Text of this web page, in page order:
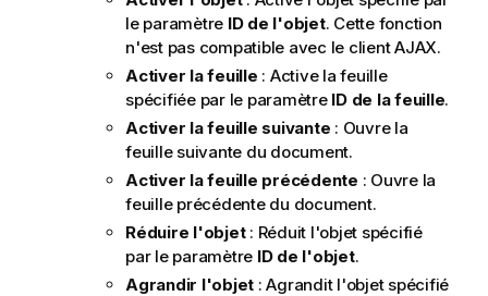
le paramètre ID de l'objet. Cette fonction
n'est pas compatible avec le client AJAX.
Activer la feuille : Active la feuille
spécifiée par le paramètre ID de la feuille.
Activer la feuille suivante : Ouvre la
feuille suivante du document.
Activer la feuille précédente : Ouvre la
feuille précédente du document.
Réduire l'objet: Réduit l'objet spécifié
par le paramètre ID de l'objet.
Agrandir l'objet : Agrandit l'objet spécifié